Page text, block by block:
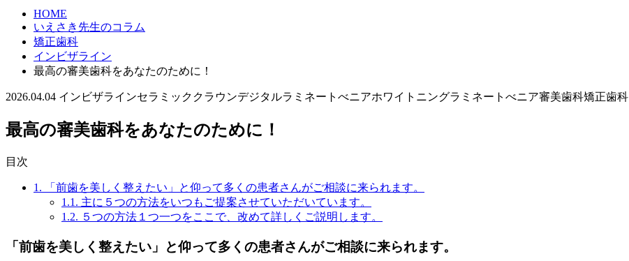
HOME
いえさき先生のコラム
矯正歯科
インビザライン
最高の審美歯科をあなたのために！
2026.04.04 インビザラインセラミッククラウンデジタルラミネートべニアホワイトニングラミネートべニア審美歯科矯正歯科
最高の審美歯科をあなたのために！
目次
1. 「前歯を美しく整えたい」と仰って多くの患者さんがご相談に来られます。
1.1. 主に５つの方法をいつもご提案させていただいています。
1.2. ５つの方法１つ一つをここで、改めて詳しくご説明します。
「前歯を美しく整えたい」と仰って多くの患者さんがご相談に来られます。